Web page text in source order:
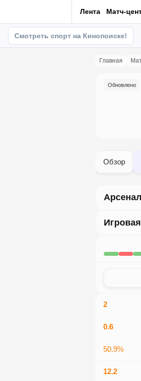
Лента Матч-
Смотреть спорт на Кинопоиске!
Главная
Обновлено
Обзор
2
0.6
50.9%
12.2